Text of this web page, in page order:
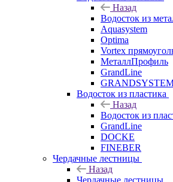
Назад
Водосток из
Aquasystem
Optima
Vortex
МеталлПрофиль
GrandLine
Водосток из пластика
Назад
Водосток из
GrandLine
DOCKE
FINEBER
Чердачные лестницы
Назад
Чердачные лестницы